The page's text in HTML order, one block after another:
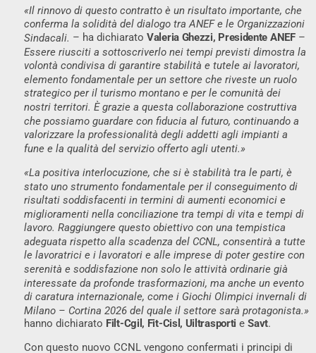
«Il rinnovo di questo contratto è un risultato importante, che
conferma la solidità del dialogo tra ANEF e le Organizzazioni
Sindacali. – ha dichiarato Valeria Ghezzi, Presidente ANEF–
Essere riusciti a sottoscriverlo nei tempi previsti dimostra la
volontà condivisa di garantire stabilità e tutele ai lavoratori,
elemento fondamentale per un settore che riveste un ruolo
strategico per il turismo montano e per le comunità dei
nostri territori. È grazie a questa collaborazione costruttiva
che possiamo guardare con fiducia al futuro, continuando a
valorizzare la professionalità degli addetti agli impianti a
fune e la qualità del servizio offerto agli utenti.»
«La positiva interlocuzione, che si è stabilità tra le parti, è
stato uno strumento fondamentale per il conseguimento di
risultati soddisfacenti in termini di aumenti economici e
miglioramenti nella conciliazione tra tempi di vita e tempi di
lavoro. Raggiungere questo obiettivo con una tempistica
adeguata rispetto alla scadenza del CCNL, consentirà a tutte
le lavoratrici e i lavoratori e alle imprese di poter gestire con
serenità e soddisfazione non solo le attività ordinarie già
interessate da profonde trasformazioni, ma anche un evento
di caratura internazionale, come i Giochi Olimpici invernali di
Milano – Cortina 2026 del quale il settore sarà protagonista.»
hanno dichiarato Filt-Cgil, Fit-Cisl, Uiltrasporti eSavt.
Con questo nuovo CCNL vengono confermati i principi di